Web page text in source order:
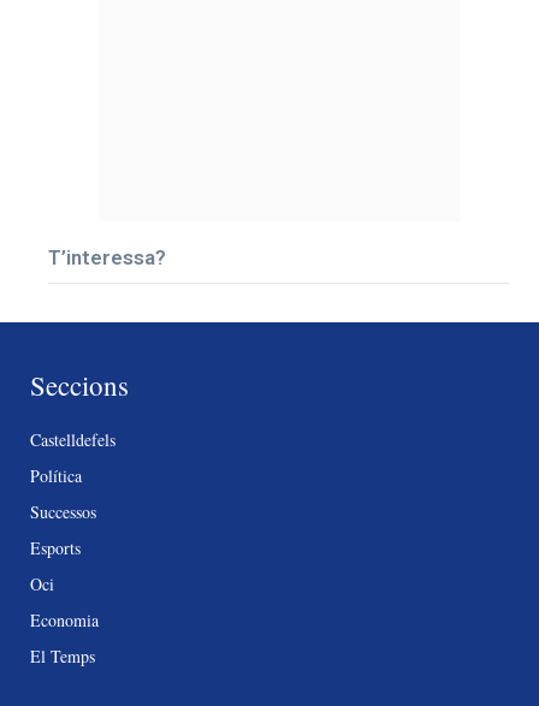
T’interessa?
Seccions
Castelldefels
Política
Successos
Esports
Oci
Economia
El Temps